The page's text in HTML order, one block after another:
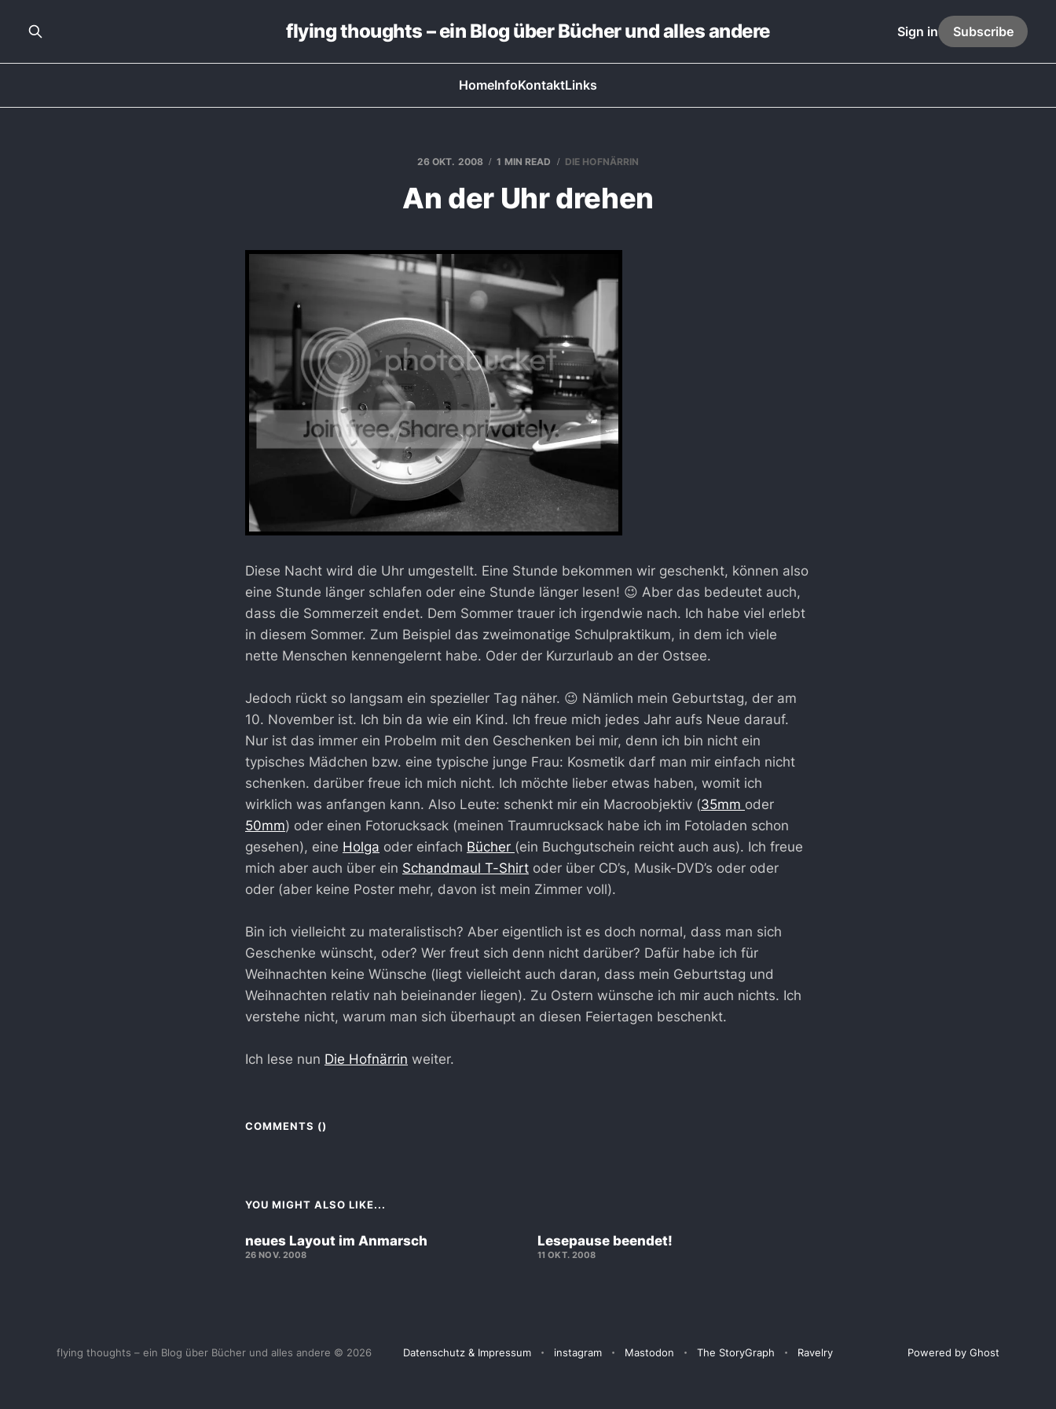
flying thoughts – ein Blog über Bücher und alles andere
HomeInfoKontaktLinks
Sign in Subscribe
26 OKT. 2008 1 MIN READ DIE HOFNÄRRIN
An der Uhr drehen
Diese Nacht wird die Uhr umgestellt. Eine Stunde bekommen wir geschenkt, können also
eine Stunde länger schlafen oder eine Stunde länger lesen! 😉 Aber das bedeutet auch,
dass die Sommerzeit endet. Dem Sommer trauer ich irgendwie nach. Ich habe viel erlebt
in diesem Sommer. Zum Beispiel das zweimonatige Schulpraktikum, in dem ich viele
nette Menschen kennengelernt habe. Oder der Kurzurlaub an der Ostsee.
Jedoch rückt so langsam ein spezieller Tag näher. 😉 Nämlich mein Geburtstag, der am
10. November ist. Ich bin da wie ein Kind. Ich freue mich jedes Jahr aufs Neue darauf.
Nur ist das immer ein Probelm mit den Geschenken bei mir, denn ich bin nicht ein
typisches Mädchen bzw. eine typische junge Frau: Kosmetik darf man mir einfach nicht
schenken. darüber freue ich mich nicht. Ich möchte lieber etwas haben, womit ich
wirklich was anfangen kann. Also Leute: schenkt mir ein Macroobjektiv (35mm oder
50mm) oder einen Fotorucksack (meinen Traumrucksack habe ich im Fotoladen schon
gesehen), eine Holga oder einfach Bücher (ein Buchgutschein reicht auch aus). Ich freue
mich aber auch über ein Schandmaul T-Shirt oder über CD’s, Musik-DVD’s oder oder
oder (aber keine Poster mehr, davon ist mein Zimmer voll).
Bin ich vielleicht zu materalistisch? Aber eigentlich ist es doch normal, dass man sich
Geschenke wünscht, oder? Wer freut sich denn nicht darüber? Dafür habe ich für
Weihnachten keine Wünsche (liegt vielleicht auch daran, dass mein Geburtstag und
Weihnachten relativ nah beieinander liegen). Zu Ostern wünsche ich mir auch nichts. Ich
verstehe nicht, warum man sich überhaupt an diesen Feiertagen beschenkt.
Ich lese nun Die Hofnärrin weiter.
COMMENTS ()
YOU MIGHT ALSO LIKE...
neues Layout im Anmarsch
26 NOV. 2008
Lesepause beendet!
11 OKT. 2008
flying thoughts – ein Blog über Bücher und alles andere © 2026 Datenschutz & Impressum instagram Mastodon The StoryGraph Ravelry Powered by Ghost